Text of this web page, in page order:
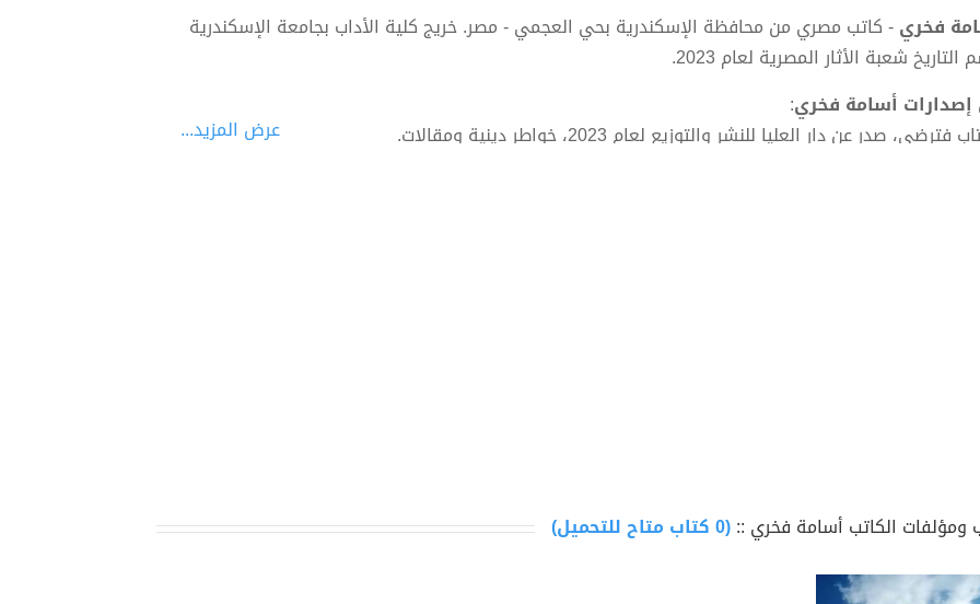
فخري- كاتب مصري من محافظة الإسكندرية بحي العجمي - مصر. خريج كلية الأداب بجامعة الإسكندرية
شعبة الأثار المصرية لعام 2023.
أسامة فخري:
فترضي، صدر عن دار العليا للنشر والتوزيع لعام 2023، خواطر دينية ومقالات.
عرض المزيد...
ومؤلفات الكاتب أسامة فخري ::(0 كتاب متاح للتحميل)